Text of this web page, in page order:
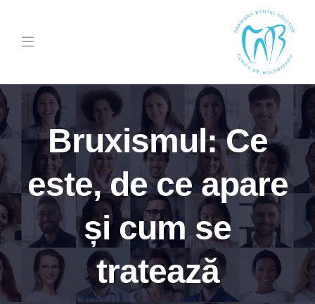
Bruxismul: Ce
este, de ce apare
și cum se
tratează